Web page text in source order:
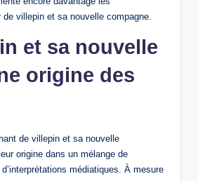
villepin et sa nouvelle compagne.
et sa nouvelle
origine des
de villepin et sa nouvelle
origine dans un mélange de
médiatiques. À mesure